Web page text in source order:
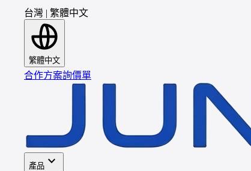
台灣 | 繁體中文
繁體中文
合作方案詢價單
產品 expand_more